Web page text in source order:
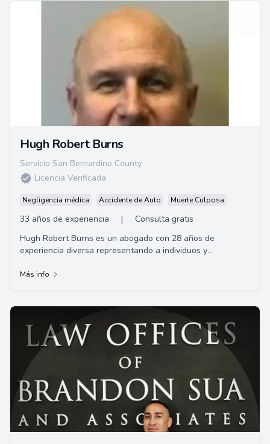
Hugh Robert Burns
Servicio San Bernardino County
Licencia Verificada
Negligencia médica Accidente de Auto Muerte Culposa
33 años de experiencia |
Consulta gratis
Hugh Robert Burns es un abogado con 28 años de
experiencia diversa representando a individuos y
amplia experiencia en América Latina, posee habilidades
Más info